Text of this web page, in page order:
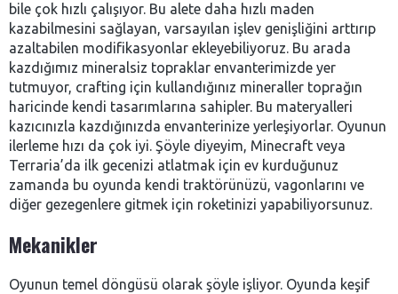
bile çok hızlı çalışıyor. Bu alete daha hızlı maden
kazabilmesini sağlayan, varsayılan işlev genişliğini arttırıp
azaltabilen modifikasyonlar ekleyebiliyoruz. Bu arada
kazdığımız mineralsiz topraklar envanterimizde yer
tutmuyor, crafting için kullandığınız mineraller toprağın
haricinde kendi tasarımlarına sahipler. Bu materyalleri
kazıcınızla kazdığınızda envanterinize yerleşiyorlar. Oyunun
ilerleme hızı da çok iyi. Şöyle diyeyim, Minecraft veya
Terraria’da ilk gecenizi atlatmak için ev kurduğunuz
zamanda bu oyunda kendi traktörünüzü, vagonlarını ve
diğer gezegenlere gitmek için roketinizi yapabiliyorsunuz.
Mekanikler
Oyunun temel döngüsü olarak şöyle işliyor. Oyunda keşif